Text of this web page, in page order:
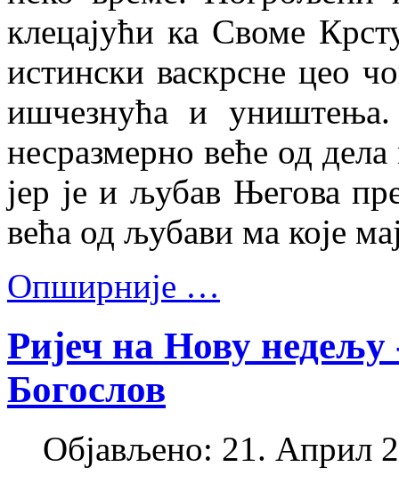
клецајући ка Своме
истински васкрсне цео
ишчезнућа и
несразмерно веће од
јер је и љубав Његова
већа од љубави ма које
Опширније …
Ријеч на Нову недељу
Богослов
Објављено: 21. Април